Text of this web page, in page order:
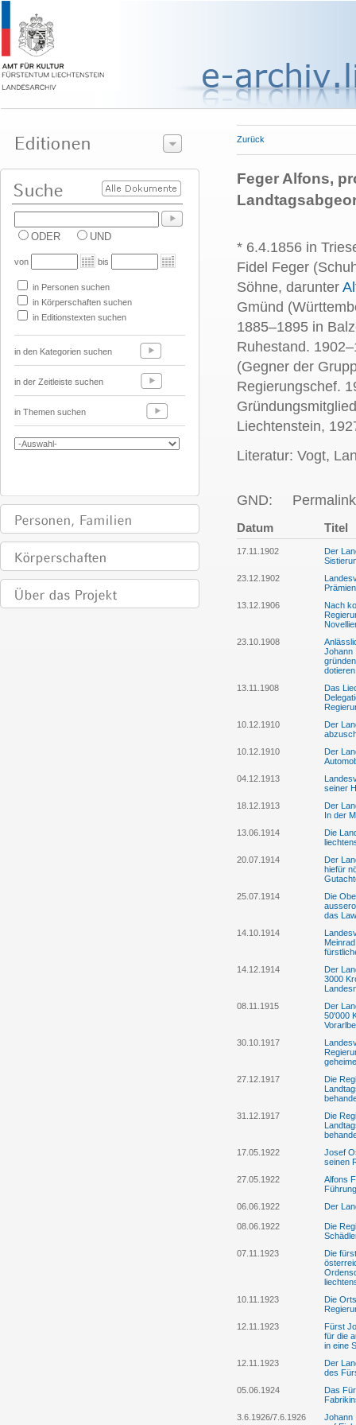
ODER UND
von bis
in Personen suchen
in Körperschaften suchen
in Editionstexten suchen
in den Kategorien suchen
in der Zeitleiste suchen
in Themen suchen
Zurück
Feger Alfons,
* 6.4.1856 in
Fidel Feger
Söhne, darunter
Gmünd
1885–1895 in
Ruhestand.
(Gegner der
Regierungschef.
Liechtenstein,
Literatur: Vogt,
GND:
Datum Titel
17.11.1902
Der
23.12.1902
13.12.1906
Nach
23.10.1908
Johann
dotieren
13.11.1908
Das
10.12.1910
Der
10.12.1910
Der
04.12.1913
seiner
18.12.1913
Der
In der
13.06.1914
Die
20.07.1914
Der
hiefür
25.07.1914
Die
das
14.10.1914
14.12.1914
Der
3000
08.11.1915
Der
50'000
30.10.1917
27.12.1917
Die
31.12.1917
Die
17.05.1922
Josef
seinen
27.05.1922
Alfons
06.06.1922
Der
08.06.1922
Die
07.11.1923
Die
10.11.1923
Die
12.11.1923
Fürst
für die
in eine
12.11.1923
Der
des
05.06.1924
Das
3.6.1926/7.6.1926
Johann